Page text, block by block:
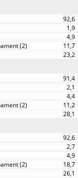
92,6
1,9
4,9
11,7
23,2
91,4
2,1
4,4
11,2
28,1
92,6
2,7
4,9
18,7
26,1